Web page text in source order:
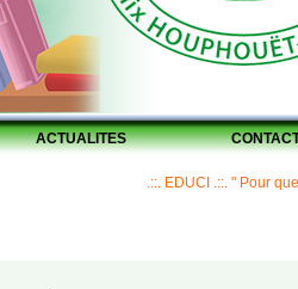
ACTUALITES
.::. EDUCI .::. " Pour que,